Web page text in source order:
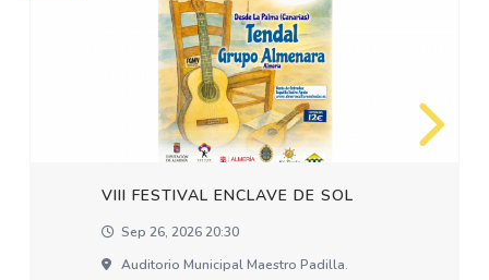
VIII FESTIVAL ENCLAVE DE SOL
Sep 26, 2026 20:30
Auditorio Municipal Maestro Padilla.